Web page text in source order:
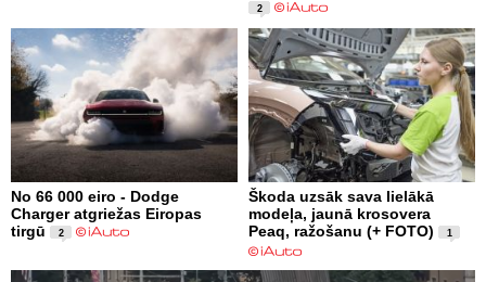
2
No 66 000 eiro - Dodge
Charger atgriežas Eiropas
tirgū
2
Škoda uzsāk sava lielākā
modeļa, jaunā krosovera
Peaq, ražošanu (+ FOTO)
1